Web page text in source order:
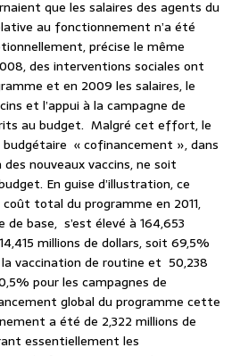
que les salaires des agents du
au fonctionnement n’a été
précise le même
des interventions sociales ont
et en 2009 les salaires, le
et l’appui à la campagne de
au budget. Malgré cet effort, le
budgétaire « cofinancement », dans
nouveaux vaccins, ne soit
En guise d’illustration, ce
total du programme en 2011,
de base, s’est élevé à 164,653
millions de dollars, soit 69,5%
vaccination de routine et 50,238
pour les campagnes de
global du programme cette
a été de 2,322 millions de
essentiellement les